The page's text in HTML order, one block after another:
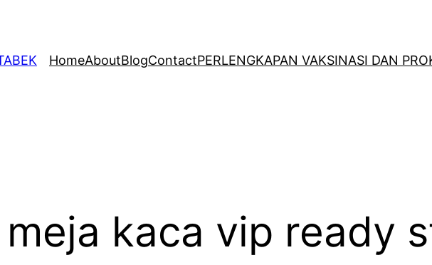
HomeAboutBlogContactPERLENGKAPAN VAKSINASI DAN
kaca vip ready